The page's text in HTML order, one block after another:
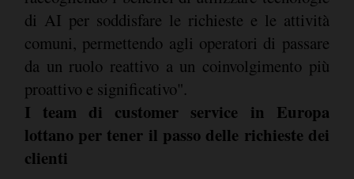
di AI per soddisfare le richieste e le attività
comuni, permettendo agli operatori di passare
da un ruolo reattivo a un coinvolgimento più
proattivo e significativo".
I team di customer service in Europa
lottano per tener il passo delle richieste dei
clienti